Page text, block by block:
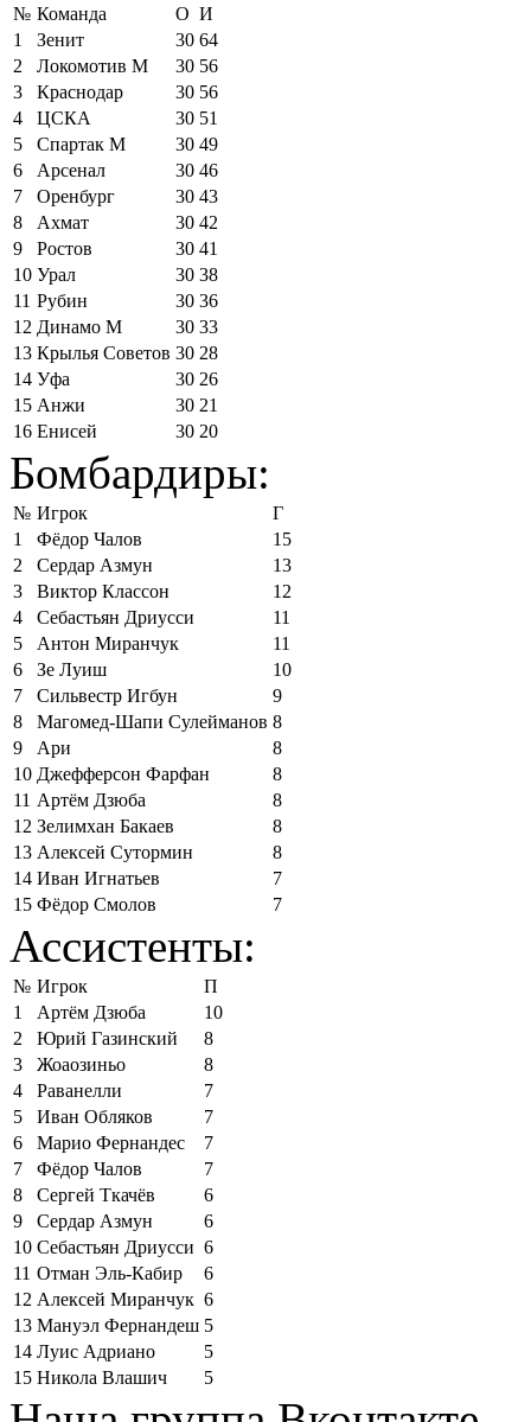
№ Команда О И
1
Зенит 30 64
2
Локомотив М 30 56
3
Краснодар 30 56
4
ЦСКА 30 51
5
Спартак М 30 49
6
Арсенал 30 46
7
Оренбург 30 43
8
Ахмат 30 42
9
Ростов 30 41
10 Урал 30 38
11 Рубин 30 36
12 Динамо М 30 33
13 Крылья Советов 30 28
14 Уфа 30 26
15 Анжи 30 21
16 Енисей 30 20
Бомбардиры:
№ Игрок
Г
1
Фёдор Чалов
15
2
Сердар Азмун
13
3
Виктор Классон
12
4
Себастьян Дриусси
11
5
Антон Миранчук
11
6
Зе Луиш
10
7
Сильвестр Игбун
9
8
Магомед-Шапи Сулейманов 8
9
Ари
8
10 Джефферсон Фарфан
8
11 Артём Дзюба
8
12 Зелимхан Бакаев
8
13 Алексей Сутормин
8
14 Иван Игнатьев
7
15 Фёдор Смолов 7
Ассистенты:
№ Игрок
П
1
Артём Дзюба
10
2
Юрий Газинский
8
3
Жоаозиньо
8
4
Раванелли
7
5
Иван Обляков
7
6
Марио Фернандес
7
7
Фёдор Чалов
7
8
Сергей Ткачёв
6
9
Сердар Азмун
6
10 Себастьян Дриусси 6
11 Отман Эль-Кабир
6
12 Алексей Миранчук 6
13 Мануэл Фернандеш 5
14 Луис Адриано
5
15 Никола Влашич 5